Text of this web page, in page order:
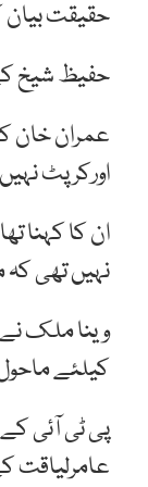
حقیقت بیان
حفیظ شیخ
عمران خان
اورکرپٹ
ان کا کہنا
نہیں تھی
وینا ملک نے
کیلئے
پی ٹی آئی
عامرلیاقت